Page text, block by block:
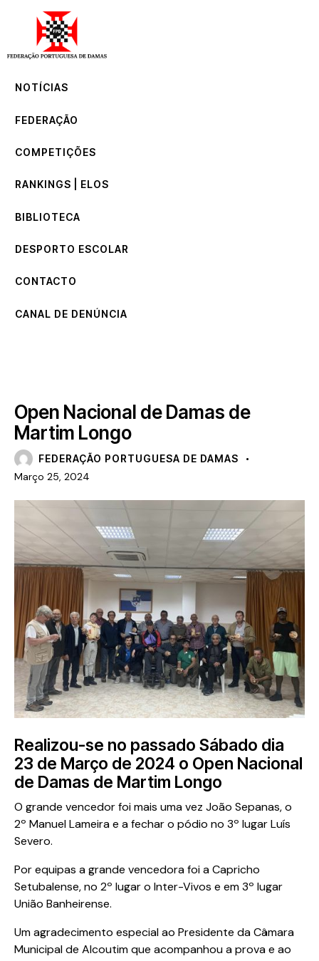
NOTÍCIAS
FEDERAÇÃO
COMPETIÇÕES
RANKINGS | ELOS
BIBLIOTECA
DESPORTO ESCOLAR
CONTACTO
CANAL DE DENÚNCIA
Open Nacional de Damas de
Martim Longo
FEDERAÇÃO PORTUGUESA DE DAMAS
Março 25, 2024
Realizou-se no passado Sábado dia
23 de Março de 2024 o Open Nacional
de Damas de Martim Longo
O grande vencedor foi mais uma vez João Sepanas, o
2º Manuel Lameira e a fechar o pódio no 3º lugar Luís
Severo.
Por equipas a grande vencedora foi a Capricho
Setubalense, no 2º lugar o Inter-Vivos e em 3º lugar
União Banheirense.
Um agradecimento especial ao Presidente da Câmara
Municipal de Alcoutim que acompanhou a prova e ao